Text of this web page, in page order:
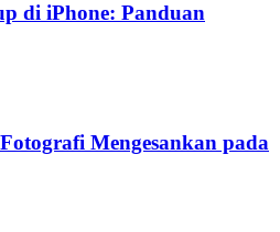
di iPhone: Panduan
Mengesankan pada